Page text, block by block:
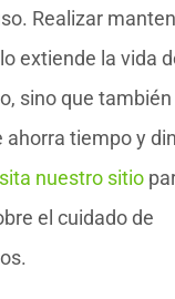
Realizar
extiende la vida
sino que
ahorra tiempo y
nuestro sitio
el cuidado de